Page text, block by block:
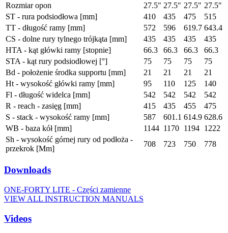
Rozmiar opon
27.5" 27.5" 27.5" 27.5"
ST - rura podsiodłowa [mm]
410 435 475
515
TT - długość ramy [mm]
572 596 619.7 643.4
CS - dolne rury tylnego trójkąta [mm]
435 435 435
435
HTA - kąt główki ramy [stopnie]
66.3 66.3 66.3
66.3
STA - kąt rury podsiodłowej [°]
75 75 75
75
Bd - położenie środka supportu [mm]
21 21 21
21
Ht - wysokość główki ramy [mm]
95 110 125
140
Fl - długość widelca [mm]
542 542 542
542
R - reach - zasięg [mm]
415 435 455
475
S - stack - wysokość ramy [mm]
587 601.1 614.9 628.6
WB - baza kół [mm]
1144 1170 1194 1222
Sh - wysokość górnej rury od podłoża -
przekrok [Mm]
708 723 750 778
Downloads
ONE-FORTY LITE - Części zamienne
VIEW ALL INSTRUCTION MANUALS
Videos